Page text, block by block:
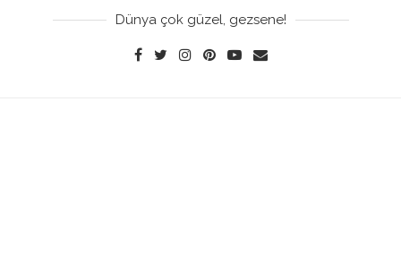
Dünya çok güzel, gezsene!